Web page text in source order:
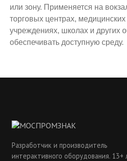
или зону. Применяется на
торговых центрах,
учреждениях, школах и других
обеспечивать доступную среду.
Разработчик и производитель
интерактивного оборудования. 13+